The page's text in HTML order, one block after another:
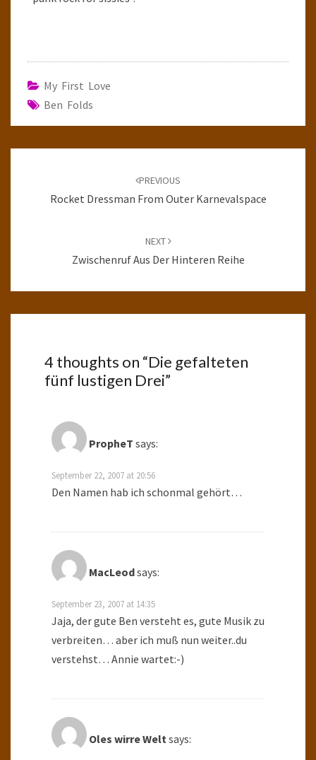
My First Love
Ben Folds
PREVIOUS
Rocket Dressman From Outer Karnevalspace
NEXT
Zwischenruf Aus Der Hinteren Reihe
4 thoughts on “Die gefalteten
fünf lustigen Drei”
PropheT says:
September 22, 2007 at 20:56
Den Namen hab ich schonmal gehört…
MacLeodsays:
September 23, 2007 at 14:35
Jaja, der gute Ben versteht es, gute Musik zu
verbreiten… aber ich muß nun weiter..du
verstehst… Annie wartet:-)
Oles wirre Weltsays: